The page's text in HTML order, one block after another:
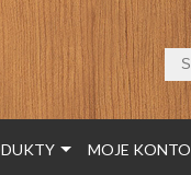
MOJE KONTO